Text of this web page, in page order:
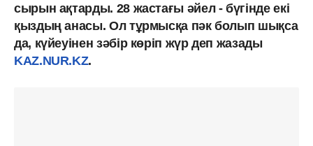
сырын ақтарды. 28 жастағы әйел - бүгінде екі
қыздың анасы. Ол тұрмысқа пәк болып шықса
да, күйеуінен зәбір көріп жүр деп жазады
KAZ.NUR.KZ.